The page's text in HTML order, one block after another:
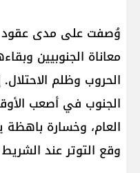
وُصفت على مدى عقود
معاناة الجنوبيين
الحروب وظلم
الجنوب في أصعب
العام، وخسارة باهظة
وقع التوتر عند